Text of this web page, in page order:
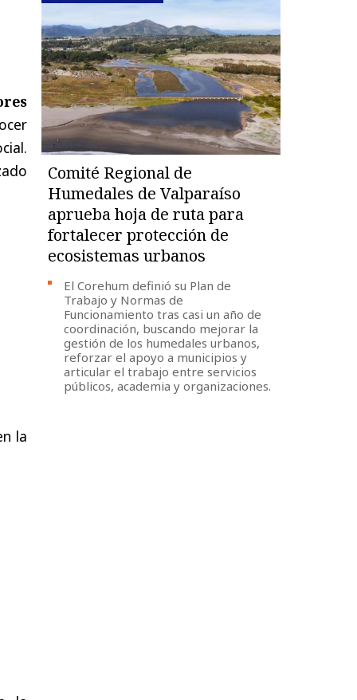
la
Comité Regional de
Humedales de Valparaíso
aprueba hoja de ruta para
fortalecer protección de
ecosistemas urbanos
El Corehum definió su Plan de
Trabajo y Normas de
Funcionamiento tras casi un año de
coordinación, buscando mejorar la
gestión de los humedales urbanos,
reforzar el apoyo a municipios y
articular el trabajo entre servicios
públicos, academia y organizaciones.